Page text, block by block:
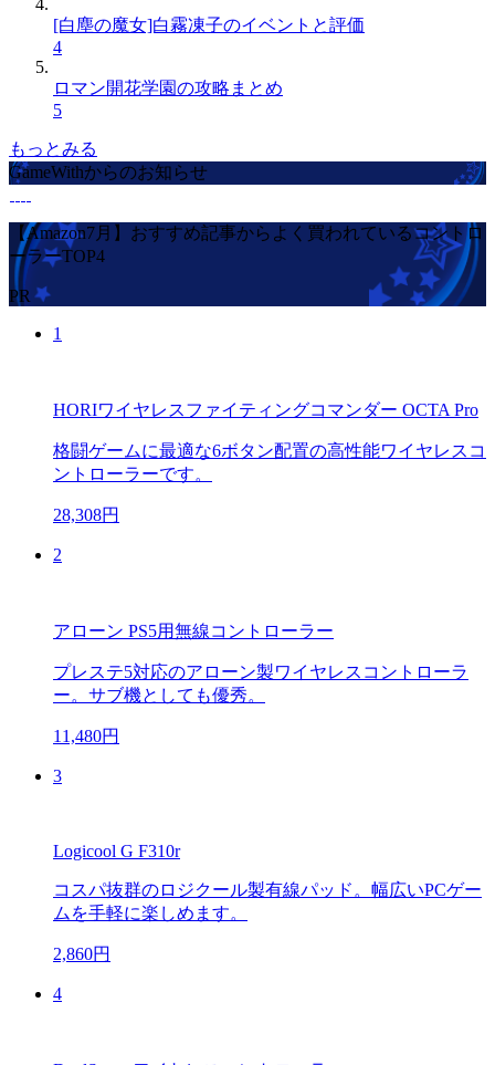
[白塵の魔女]白霧凍子のイベントと評価
4
ロマン開花学園の攻略まとめ
5
もっとみる
GameWithからのお知らせ
【Amazon7月】おすすめ記事からよく買われているコントロ
ーラーTOP4
PR
1
HORIワイヤレスファイティングコマンダー OCTA Pro
格闘ゲームに最適な6ボタン配置の高性能ワイヤレスコ
ントローラーです。
28,308円
2
アローン PS5用無線コントローラー
プレステ5対応のアローン製ワイヤレスコントローラ
ー。サブ機としても優秀。
11,480円
3
Logicool G F310r
コスパ抜群のロジクール製有線パッド。幅広いPCゲー
ムを手軽に楽しめます。
2,860円
4